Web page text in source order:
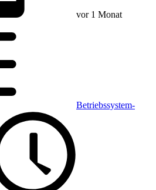
vor 1 Monat
Betriebssystem-